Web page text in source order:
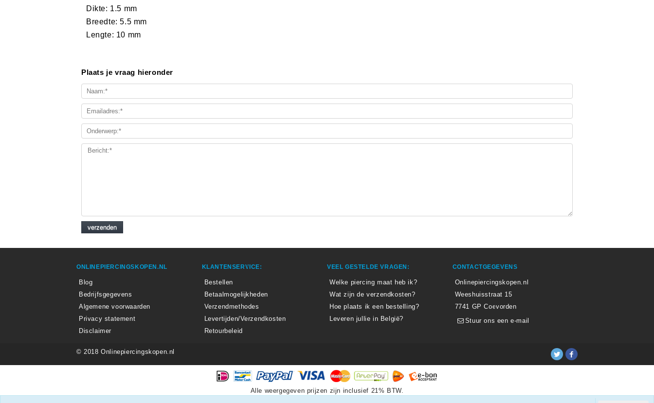
Dikte: 1.5 mm
Breedte: 5.5 mm
Lengte: 10 mm
Plaats je vraag hieronder
ONLINEPIERCINGSKOPEN.NL
Blog
Bedrijfsgegevens
Algemene voorwaarden
Privacy statement
Disclaimer
KLANTENSERVICE:
Bestellen
Betaalmogelijkheden
Verzendmethodes
Levertijden/Verzendkosten
Retourbeleid
VEEL GESTELDE VRAGEN:
Welke piercing maat heb ik?
Wat zijn de verzendkosten?
Hoe plaats ik een bestelling?
Leveren jullie in België?
CONTACTGEGEVENS
Onlinepiercingskopen.nl
Weeshuisstraat 15
7741 GP Coevorden
Stuur ons een e-mail
© 2018 Onlinepiercingskopen.nl
Alle weergegeven prijzen zijn inclusief 21% BTW.